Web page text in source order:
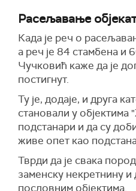
Расељавање
Када је реч о
а реч је 84 стамбена и
Чучковић каже да је
постигнут.
Ту је, додаје, и друга
становали у
подстанари и да су
живе опет као
Тврди да је свака
заменску некретнину и
пословним објектима.